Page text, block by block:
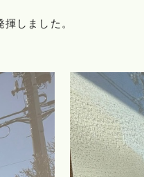
しました。